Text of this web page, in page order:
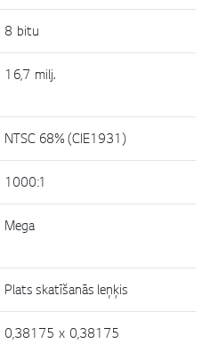
8 bitu
16,7 milj.
NTSC 68% (CIE1931)
1000:1
Mega
Plats skatīšanās leņķis
0,38175 x 0,38175